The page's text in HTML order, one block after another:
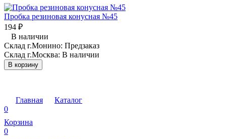
Пробка резиновая конусная №45
194 ₽
В наличии
Склад г.Монино: Предзаказ
Склад г.Москва: В наличии
В корзину
Главная
Каталог
0
Корзина
0